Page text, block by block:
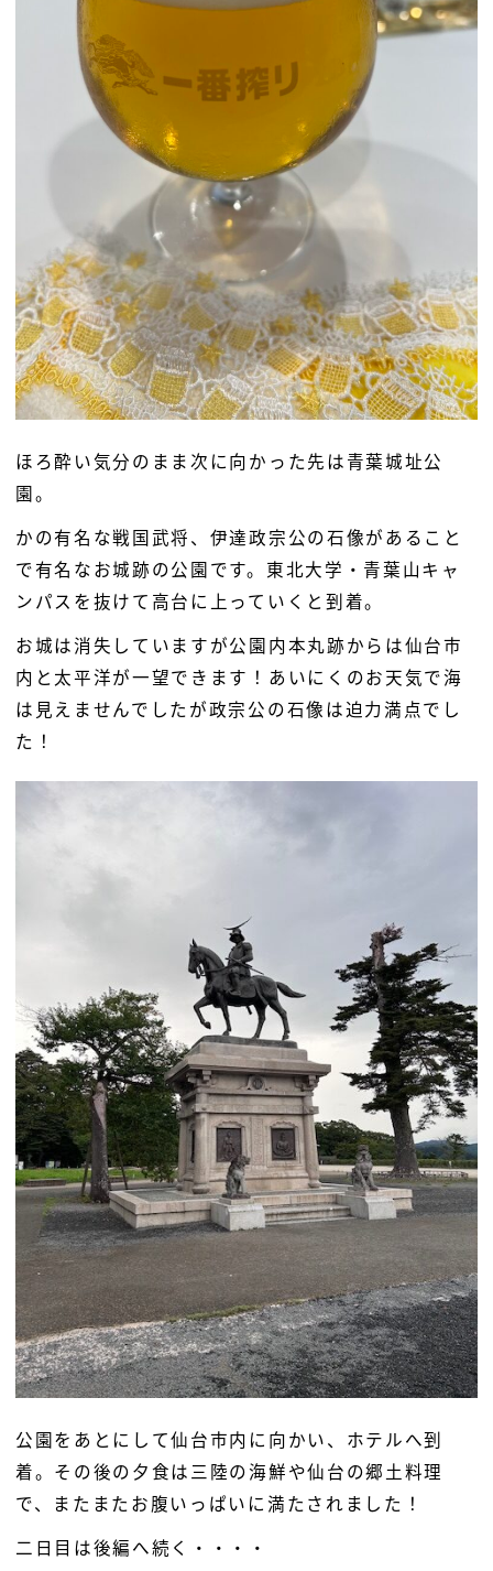
ほろ酔い気分のまま次に向かった先は青葉城址公
園。
かの有名な戦国武将、伊達政宗公の石像があること
で有名なお城跡の公園です。東北大学・青葉山キャ
ンパスを抜けて高台に上っていくと到着。
お城は消失していますが公園内本丸跡からは仙台市
内と太平洋が一望できます！あいにくのお天気で海
は見えませんでしたが政宗公の石像は迫力満点でし
た！
公園をあとにして仙台市内に向かい、ホテルへ到
着。その後の夕食は三陸の海鮮や仙台の郷土料理
で、またまたお腹いっぱいに満たされました！
二日目は後編へ続く・・・・